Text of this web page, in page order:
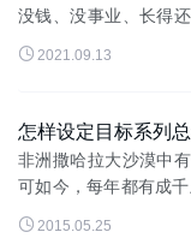
没钱、没事业、长得
贵的东西可以用来逆
秘籍分享给你：四步，
 2021.09.13
怎样设定目标系列
非洲撒哈拉大沙漠中
可如今，每年都有成
从来没有离开过这块
过很多次都没有走出...
 2015.05.25